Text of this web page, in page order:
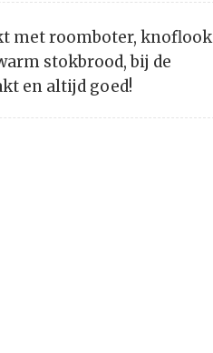
met roomboter, knoflook
stokbrood, bij de
en altijd goed!